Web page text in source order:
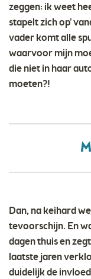
zeggen: ik weet
stapelt zich op’
vader komt alle
waarvoor mijn
die niet in haar
moeten?!
Dan, na keihard
tevoorschijn. En
dagen thuis en
laatste jaren
duidelijk de